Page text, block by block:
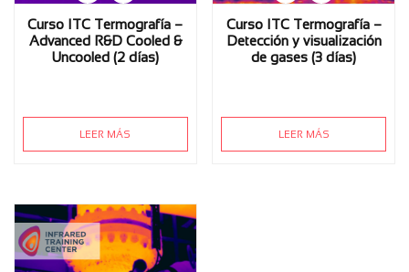
Curso ITC Termografía –
Advanced R&D Cooled &
Uncooled (2 días)
LEER MÁS
Curso ITC Termografía –
Detección y visualización
de gases (3 días)
LEER MÁS